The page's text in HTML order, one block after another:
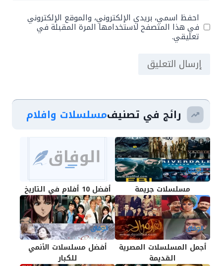
احفظ اسمي، بريدي الإلكتروني، والموقع الإلكتروني
في هذا المتصفح لاستخدامها المرة المقبلة في
تعليقي.
رائج في تصنيفمسلسلات وافلام
مسلسلات جريمة أفضل 10 أفلام في التاريخ
أجمل المسلسلات المصرية
القديمة
أفضل مسلسلات الأنمي
للكبار